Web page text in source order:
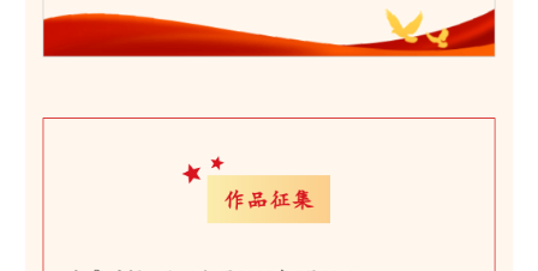
专题专栏